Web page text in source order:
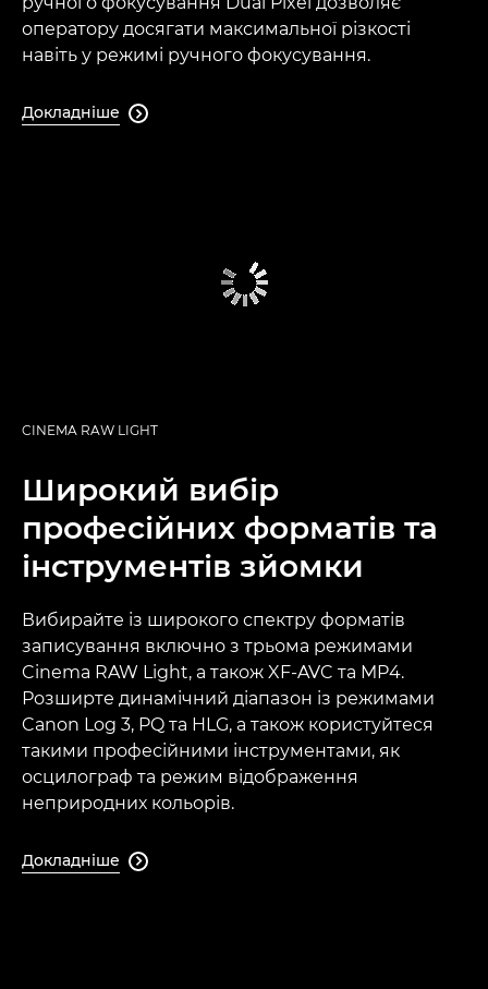
оператору досягати максимальної різкості
навіть у режимі ручного фокусування.
Докладніше 
CINEMA RAW LIGHT
Широкий вибір
професійних форматів та
інструментів зйомки
Вибирайте із широкого спектру форматів
записування включно з трьома режимами
Cinema RAW Light, а також XF-AVC та MP4.
Розширте динамічний діапазон із режимами
Canon Log 3, PQ та HLG, а також користуйтеся
такими професійними інструментами, як
осцилограф та режим відображення
неприродних кольорів.
Докладніше 